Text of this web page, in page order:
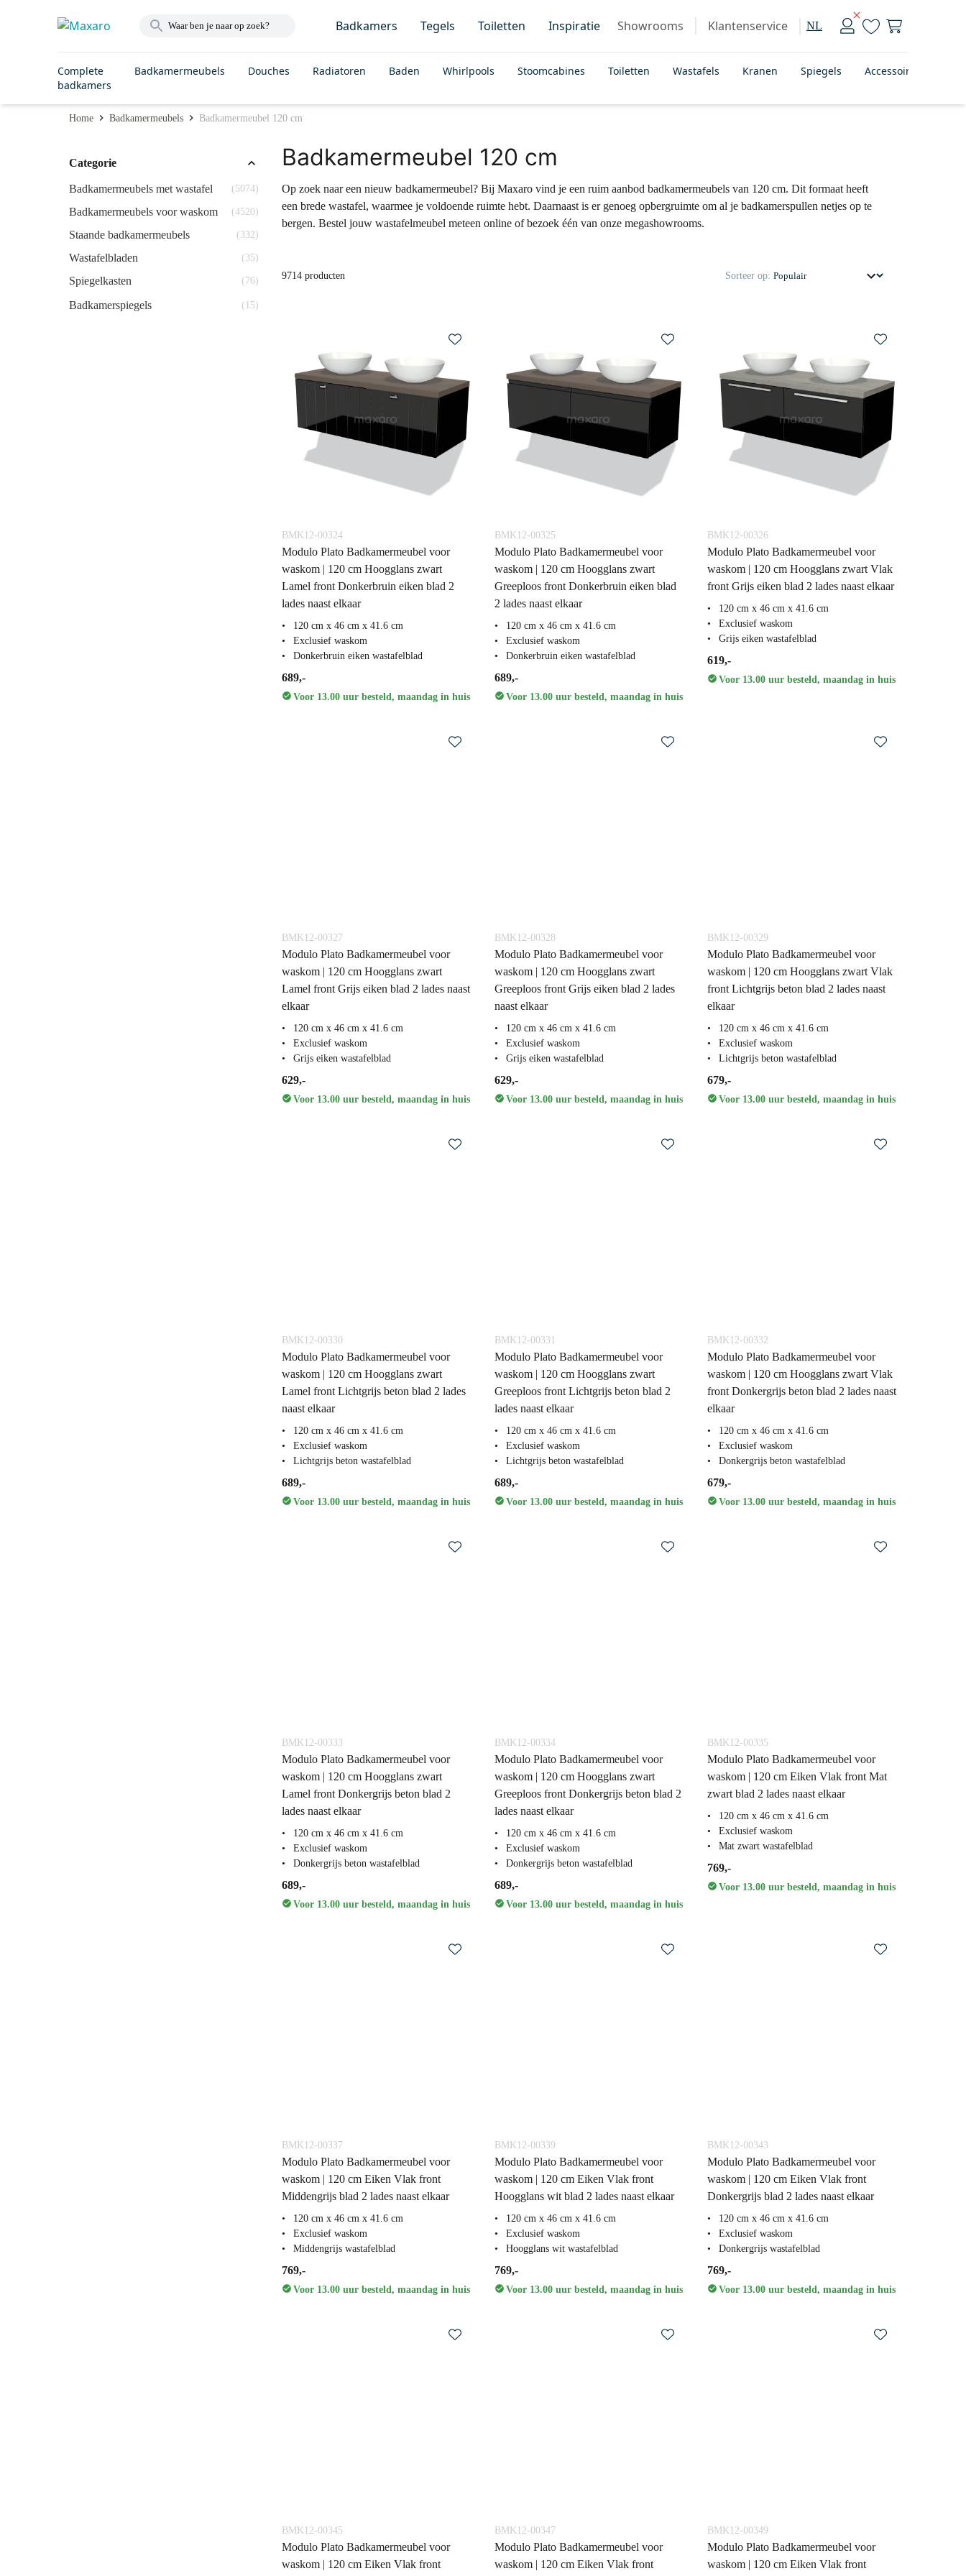
Badkamers Tegels Toiletten Inspiratie Showrooms Klantenservice NL
Complete
badkamers
Badkamermeubels Douches Radiatoren Baden Whirlpools Stoomcabines Toiletten Wastafels Kranen Spiegels Accessoires
Home Badkamermeubels Badkamermeubel 120 cm
Categorie
Badkamermeubels met wastafel (5074)
Badkamermeubels voor waskom (4520)
Staande badkamermeubels (332)
Wastafelbladen (35)
Spiegelkasten (76)
Badkamerspiegels (15)
Badkamermeubel 120 cm
Op zoek naar een nieuw badkamermeubel? Bij Maxaro vind je een ruim aanbod badkamermeubels van 120 cm. Dit formaat heeft
een brede wastafel, waarmee je voldoende ruimte hebt. Daarnaast is er genoeg opbergruimte om al je badkamerspullen netjes op te
bergen. Bestel jouw wastafelmeubel meteen online of bezoek één van onze megashowrooms.
9714 producten Sorteer op:
BMK12-00324
Modulo Plato Badkamermeubel voor
waskom | 120 cm Hoogglans zwart
Lamel front Donkerbruin eiken blad 2
lades naast elkaar
120 cm x 46 cm x 41.6 cm
Exclusief waskom
Donkerbruin eiken wastafelblad
689,-
Voor 13.00 uur besteld, maandag in huis
BMK12-00325
Modulo Plato Badkamermeubel voor
waskom | 120 cm Hoogglans zwart
Greeploos front Donkerbruin eiken blad
2 lades naast elkaar
120 cm x 46 cm x 41.6 cm
Exclusief waskom
Donkerbruin eiken wastafelblad
689,-
Voor 13.00 uur besteld, maandag in huis
BMK12-00326
Modulo Plato Badkamermeubel voor
waskom | 120 cm Hoogglans zwart Vlak
front Grijs eiken blad 2 lades naast elkaar
120 cm x 46 cm x 41.6 cm
Exclusief waskom
Grijs eiken wastafelblad
619,-
Voor 13.00 uur besteld, maandag in huis
BMK12-00327
Modulo Plato Badkamermeubel voor
waskom | 120 cm Hoogglans zwart
Lamel front Grijs eiken blad 2 lades naast
elkaar
120 cm x 46 cm x 41.6 cm
Exclusief waskom
Grijs eiken wastafelblad
629,-
Voor 13.00 uur besteld, maandag in huis
BMK12-00328
Modulo Plato Badkamermeubel voor
waskom | 120 cm Hoogglans zwart
Greeploos front Grijs eiken blad 2 lades
naast elkaar
120 cm x 46 cm x 41.6 cm
Exclusief waskom
Grijs eiken wastafelblad
629,-
Voor 13.00 uur besteld, maandag in huis
BMK12-00329
Modulo Plato Badkamermeubel voor
waskom | 120 cm Hoogglans zwart Vlak
front Lichtgrijs beton blad 2 lades naast
elkaar
120 cm x 46 cm x 41.6 cm
Exclusief waskom
Lichtgrijs beton wastafelblad
679,-
Voor 13.00 uur besteld, maandag in huis
BMK12-00330
Modulo Plato Badkamermeubel voor
waskom | 120 cm Hoogglans zwart
Lamel front Lichtgrijs beton blad 2 lades
naast elkaar
120 cm x 46 cm x 41.6 cm
Exclusief waskom
Lichtgrijs beton wastafelblad
689,-
Voor 13.00 uur besteld, maandag in huis
BMK12-00331
Modulo Plato Badkamermeubel voor
waskom | 120 cm Hoogglans zwart
Greeploos front Lichtgrijs beton blad 2
lades naast elkaar
120 cm x 46 cm x 41.6 cm
Exclusief waskom
Lichtgrijs beton wastafelblad
689,-
Voor 13.00 uur besteld, maandag in huis
BMK12-00332
Modulo Plato Badkamermeubel voor
waskom | 120 cm Hoogglans zwart Vlak
front Donkergrijs beton blad 2 lades naast
elkaar
120 cm x 46 cm x 41.6 cm
Exclusief waskom
Donkergrijs beton wastafelblad
679,-
Voor 13.00 uur besteld, maandag in huis
BMK12-00333
Modulo Plato Badkamermeubel voor
waskom | 120 cm Hoogglans zwart
Lamel front Donkergrijs beton blad 2
lades naast elkaar
120 cm x 46 cm x 41.6 cm
Exclusief waskom
Donkergrijs beton wastafelblad
689,-
Voor 13.00 uur besteld, maandag in huis
BMK12-00334
Modulo Plato Badkamermeubel voor
waskom | 120 cm Hoogglans zwart
Greeploos front Donkergrijs beton blad 2
lades naast elkaar
120 cm x 46 cm x 41.6 cm
Exclusief waskom
Donkergrijs beton wastafelblad
689,-
Voor 13.00 uur besteld, maandag in huis
BMK12-00335
Modulo Plato Badkamermeubel voor
waskom | 120 cm Eiken Vlak front Mat
zwart blad 2 lades naast elkaar
120 cm x 46 cm x 41.6 cm
Exclusief waskom
Mat zwart wastafelblad
769,-
Voor 13.00 uur besteld, maandag in huis
BMK12-00337
Modulo Plato Badkamermeubel voor
waskom | 120 cm Eiken Vlak front
Middengrijs blad 2 lades naast elkaar
120 cm x 46 cm x 41.6 cm
Exclusief waskom
Middengrijs wastafelblad
769,-
Voor 13.00 uur besteld, maandag in huis
BMK12-00339
Modulo Plato Badkamermeubel voor
waskom | 120 cm Eiken Vlak front
Hoogglans wit blad 2 lades naast elkaar
120 cm x 46 cm x 41.6 cm
Exclusief waskom
Hoogglans wit wastafelblad
769,-
Voor 13.00 uur besteld, maandag in huis
BMK12-00343
Modulo Plato Badkamermeubel voor
waskom | 120 cm Eiken Vlak front
Donkergrijs blad 2 lades naast elkaar
120 cm x 46 cm x 41.6 cm
Exclusief waskom
Donkergrijs wastafelblad
769,-
Voor 13.00 uur besteld, maandag in huis
BMK12-00345
Modulo Plato Badkamermeubel voor
waskom | 120 cm Eiken Vlak front
BMK12-00347
Modulo Plato Badkamermeubel voor
waskom | 120 cm Eiken Vlak front
BMK12-00349
Modulo Plato Badkamermeubel voor
waskom | 120 cm Eiken Vlak front